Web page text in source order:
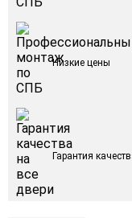
Низкие цены
Гарантия